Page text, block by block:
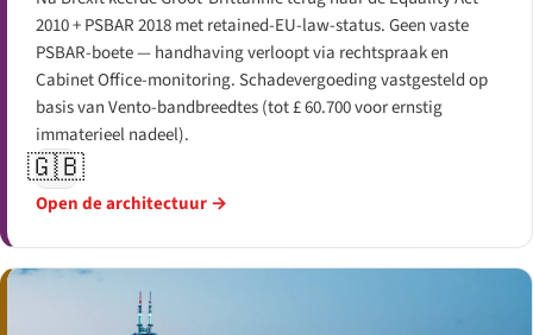
2010 + PSBAR 2018 met retained-EU-law-status. Geen vaste
PSBAR-boete — handhaving verloopt via rechtspraak en
Cabinet Office-monitoring. Schadevergoeding vastgesteld op
basis van Vento-bandbreedtes (tot £ 60.700 voor ernstig
immaterieel nadeel).
🇬🇧
Open de architectuur →